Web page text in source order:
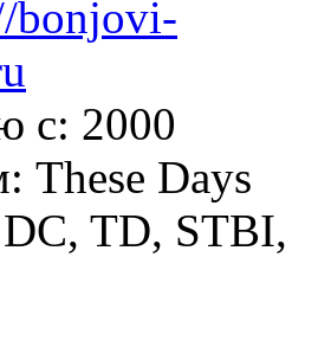
с: 2000
These Days
TD, STBI,